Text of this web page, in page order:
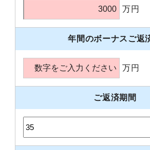
万円
年間のボーナスご返
万円
ご返済期間